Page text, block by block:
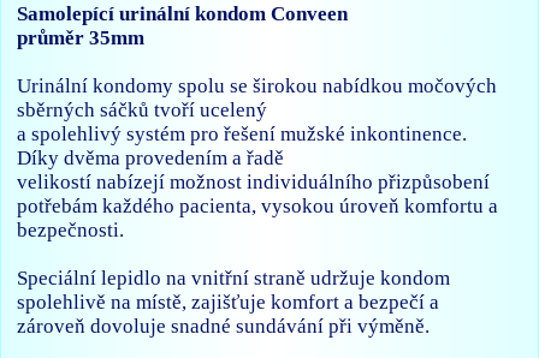
Samolepící urinální kondom Conveen
průměr 35mm
Urinální kondomy spolu se širokou nabídkou močových
sběrných sáčků tvoří ucelený
a spolehlivý systém pro řešení mužské inkontinence.
Díky dvěma provedením a řadě
velikostí nabízejí možnost individuálního přizpůsobení
potřebám každého pacienta, vysokou úroveň komfortu a
bezpečnosti.
Speciální lepidlo na vnitřní straně udržuje kondom
spolehlivě na místě, zajišťuje komfort a bezpečí a
zároveň dovoluje snadné sundávání při výměně.